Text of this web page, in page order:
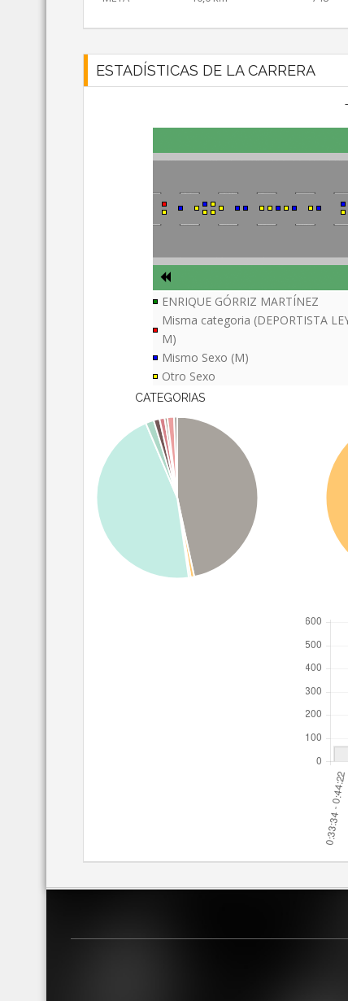
ESTADÍSTICAS DE LA CARRERA
ENRIQUE GÓRRIZ MARTÍNEZ
Misma categoria (DEPORTISTA
M)
Mismo Sexo (M)
Otro Sexo
CATEGORIAS